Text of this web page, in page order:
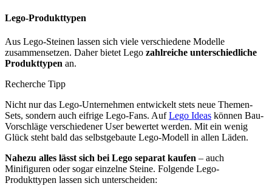
Lego-Produkttypen
Aus Lego-Steinen lassen sich viele verschiedene Modelle
zusammensetzen. Daher bietet Lego zahlreiche unterschiedliche
Produkttypen an.
Recherche Tipp
Nicht nur das Lego-Unternehmen entwickelt stets neue Themen-
Sets, sondern auch eifrige Lego-Fans. AufLego Ideas können Bau-
Vorschläge verschiedener User bewertet werden. Mit ein wenig
Glück steht bald das selbstgebaute Lego-Modell in allen Läden.
Nahezu alles lässt sich bei Lego separat kaufen – auch
Minifiguren oder sogar einzelne Steine. Folgende Lego-
Produkttypen lassen sich unterscheiden: